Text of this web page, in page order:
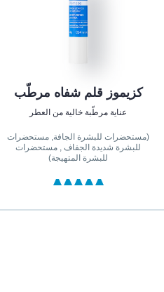
كزيموز قلم شفاه مرطّب
عناية مرطّبة خالية من العطر
(مستحضرات للبشرة الجافة, مستحضرات
للبشرة شديدة الجفاف , مستحضرات
للبشرة المتهيجة)